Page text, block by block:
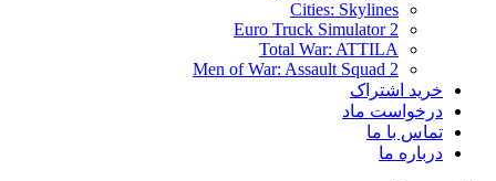
Cities: Skylines
Euro Truck Simulator 2
Total War: ATTILA
Men of War: Assault Squad 2
خرید اشتراک
درخواست ماد
تماس با ما
درباره ما